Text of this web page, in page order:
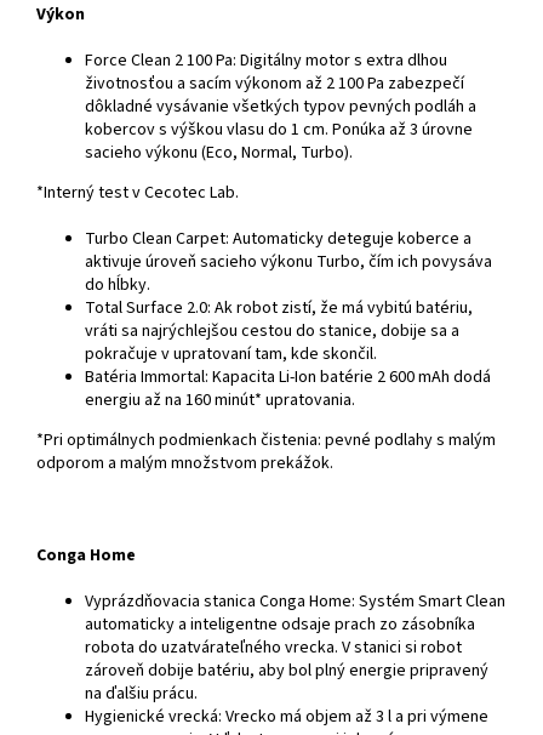
Výkon
Force Clean 2 100 Pa: Digitálny motor s extra dlhou
životnosťou a sacím výkonom až 2 100 Pa zabezpečí
dôkladné vysávanie všetkých typov pevných podláh a
kobercov s výškou vlasu do 1 cm. Ponúka až 3 úrovne
sacieho výkonu (Eco, Normal, Turbo).
*Interný test v Cecotec Lab.
Turbo Clean Carpet: Automaticky deteguje koberce a
aktivuje úroveň sacieho výkonu Turbo, čím ich povysáva
do hĺbky.
Total Surface 2.0: Ak robot zistí, že má vybitú batériu,
vráti sa najrýchlejšou cestou do stanice, dobije sa a
pokračuje v upratovaní tam, kde skončil.
Batéria Immortal: Kapacita Li-Ion batérie 2 600 mAh dodá
energiu až na 160 minút* upratovania.
*Pri optimálnych podmienkach čistenia: pevné podlahy s malým
odporom a malým množstvom prekážok.
Conga Home
Vyprázdňovacia stanica Conga Home: Systém Smart Clean
automaticky a inteligentne odsaje prach zo zásobníka
robota do uzatvárateľného vrecka. V stanici si robot
zároveň dobije batériu, aby bol plný energie pripravený
na ďalšiu prácu.
Hygienické vrecká: Vrecko má objem až 3 l a pri výmene